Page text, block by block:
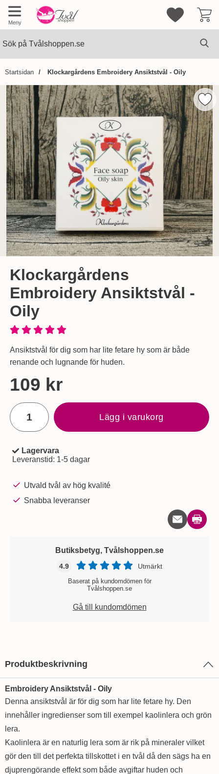
Meny
Mina
Startsidan Klockargårdens Embroidery Ansiktstvål - Oily
Hoppa
över
Bilder
Klockargårdens
Embroidery Ansiktstvål -
Oily
Ansiktstvål för dig som har lite fetare hy som är både
renande och lugnande för huden.
Handla denna produkt Klockargårdens Embroidery
pris
109 kr
antal
Lägg i varukorg
Tillgänglighet:
Lagervara
Leveranstid: 1-5 dagar
Utvald tvål av hög kvalité
Snabba leveranser
Skriv
Butiksbetyg, Tvålshoppen.se
4.9 Utmärkt
Baserat på kundomdömen för
Tvålshoppen.se
Gå till kundomdömen
Produktbeskrivning
Embroidery Ansiktstvål - Oily
Denna ansiktstvål är för dig som har lite fetare hy. Den
innehåller ingredienser som till exempel kaolinlera och grön
lera.
Kaolinlera är en naturlig lera som är rik på mineraler vilket
gör den till det perfekta tillskottet i en tvål då den sägs ha en
djuprengörande effekt som både avgiftar huden och